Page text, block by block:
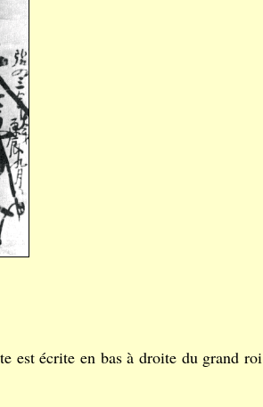
est écrite en bas à droite du grand roi